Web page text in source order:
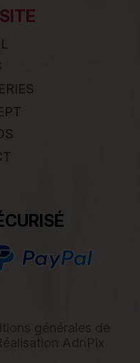
générales de
AdnPix